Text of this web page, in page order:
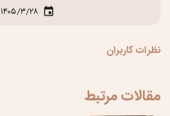
۱۴۰۵/۳/۲۸
نظرات کاربران
مقالات مرتبط